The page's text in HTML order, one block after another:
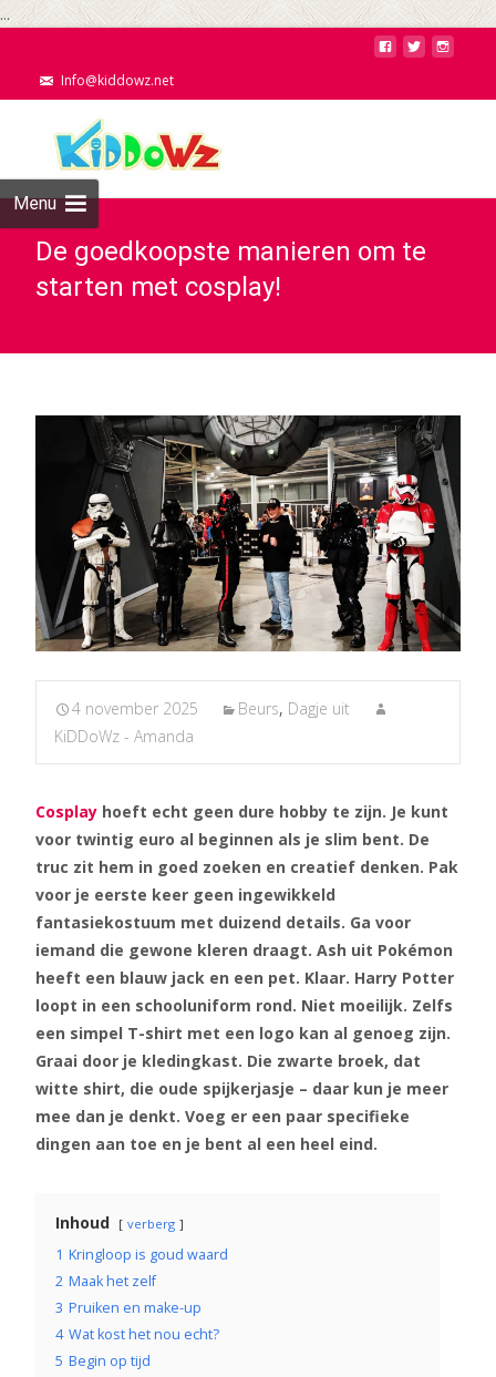
...
Info@kiddowz.net
Menu
De goedkoopste manieren om te
starten met cosplay!
4 november 2025 Beurs, Dagje uit
KiDDoWz - Amanda
Cosplay hoeft echt geen dure hobby te zijn. Je kunt
voor twintig euro al beginnen als je slim bent. De
truc zit hem in goed zoeken en creatief denken. Pak
voor je eerste keer geen ingewikkeld
fantasiekostuum met duizend details. Ga voor
iemand die gewone kleren draagt. Ash uit Pokémon
heeft een blauw jack en een pet. Klaar. Harry Potter
loopt in een schooluniform rond. Niet moeilijk. Zelfs
een simpel T-shirt met een logo kan al genoeg zijn.
Graai door je kledingkast. Die zwarte broek, dat
witte shirt, die oude spijkerjasje – daar kun je meer
mee dan je denkt. Voeg er een paar specifieke
dingen aan toe en je bent al een heel eind.
Inhoud verberg
1 Kringloop is goud waard
2 Maak het zelf
3 Pruiken en make-up
4 Wat kost het nou echt?
5 Begin op tijd